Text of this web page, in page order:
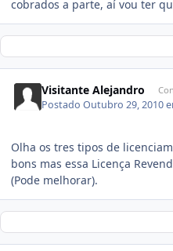
cobrados a parte, aí vou ter
Visitante Alejandro
PostadoOutubro 29, 2010
Olha os tres tipos de
bons mas essa Licença
(Pode melhorar).